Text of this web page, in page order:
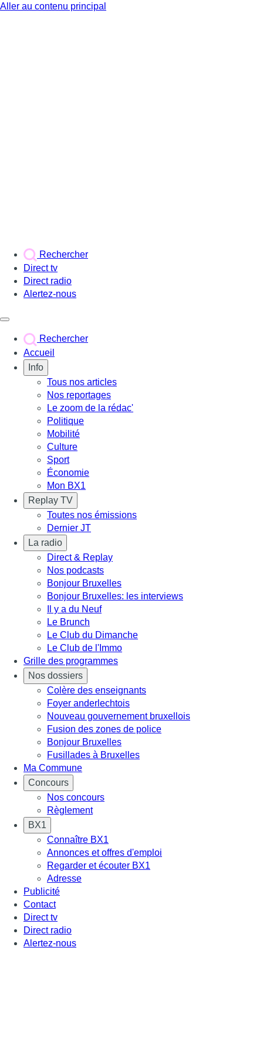
Aller au contenu principal
Rechercher
Direct tv
Direct radio
Alertez-nous
Rechercher
Accueil
Info
Tous nos articles
Nos reportages
Le zoom de la rédac'
Politique
Mobilité
Culture
Sport
Économie
Mon BX1
Replay TV
Toutes nos émissions
Dernier JT
La radio
Direct & Replay
Nos podcasts
Bonjour Bruxelles
Bonjour Bruxelles: les interviews
Il y a du Neuf
Le Brunch
Le Club du Dimanche
Le Club de l'Immo
Grille des programmes
Nos dossiers
Colère des enseignants
Foyer anderlechtois
Nouveau gouvernement bruxellois
Fusion des zones de police
Bonjour Bruxelles
Fusillades à Bruxelles
Ma Commune
Concours
Nos concours
Règlement
BX1
Connaître BX1
Annonces et offres d'emploi
Regarder et écouter BX1
Adresse
Publicité
Contact
Direct tv
Direct radio
Alertez-nous